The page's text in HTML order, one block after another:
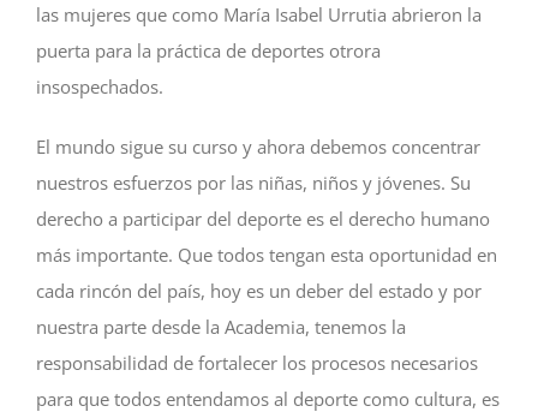
las mujeres que como María Isabel Urrutia abrieron la
puerta para la práctica de deportes otrora
insospechados.
El mundo sigue su curso y ahora debemos concentrar
nuestros esfuerzos por las niñas, niños y jóvenes. Su
derecho a participar del deporte es el derecho humano
más importante. Que todos tengan esta oportunidad en
cada rincón del país, hoy es un deber del estado y por
nuestra parte desde la Academia, tenemos la
responsabilidad de fortalecer los procesos necesarios
para que todos entendamos al deporte como cultura, es